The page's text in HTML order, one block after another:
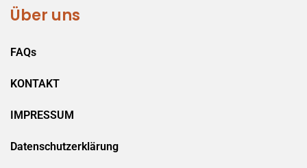
Über uns
FAQs
KONTAKT
IMPRESSUM
Datenschutzerklärung